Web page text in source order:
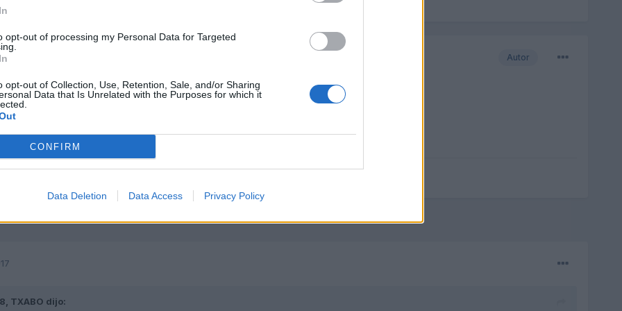
opt-out of processing my Personal Data for Targeted
opt-out of Collection, Use, Retention, Sale, and/or Sharing
Data that Is Unrelated with the Purposes for which it
CONFIRM
Data Deletion Data Access Privacy Policy
Autor
resulta raro que nadie sepa sobre este tema.... jejeejej
TXABO dijo: